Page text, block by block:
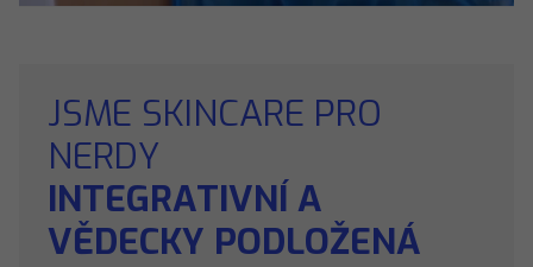
JSME SKINCARE PRO
NERDY
INTEGRATIVNÍ A
VĚDECKY PODLOŽENÁ